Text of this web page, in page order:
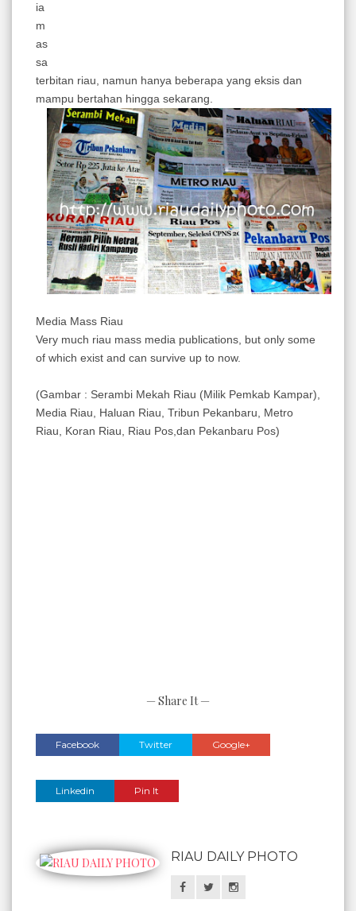
ia
m
as
sa
terbitan riau, namun hanya beberapa yang eksis dan
mampu bertahan hingga sekarang.
Media Mass Riau
Very much riau mass media publications but only some
of which exist and can survive up to now.
(Gambar : Serambi Mekah Riau (Milik Pemkab Kampar),
Media Riau, Haluan Riau, Tribun Pekanbaru, Metro
Riau, Koran Riau, Riau Pos,dan Pekanbaru Pos)
— Share It —
Facebook Twitter Google+
Linkedin Pin It
RIAU DAILY PHOTO